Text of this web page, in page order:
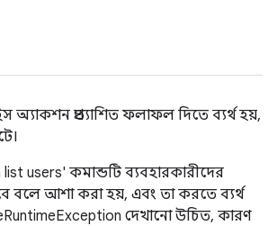
প্রত্যাশিত ফলাফল দিতে ব্যর্থ হয়,
users' কমান্ডটি ব্যবহারকারীদের
বলে আশা করা হয়, এবং তা করতে ব্যর্থ
দেখানো উচিত, কারণ